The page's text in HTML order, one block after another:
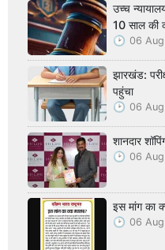
उच्च
10 साल की
06
झारखंड:
पहुंचा
06
शानदार
06
इस मांग का
06